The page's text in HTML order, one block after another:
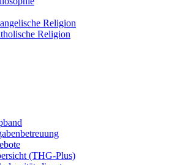
Religion
Religion
(THG-Plus)